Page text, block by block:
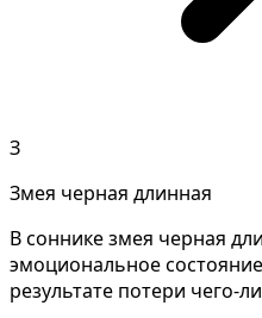
З
Змея черная длинная
В соннике змея черная
эмоциональное
результате потери чего-